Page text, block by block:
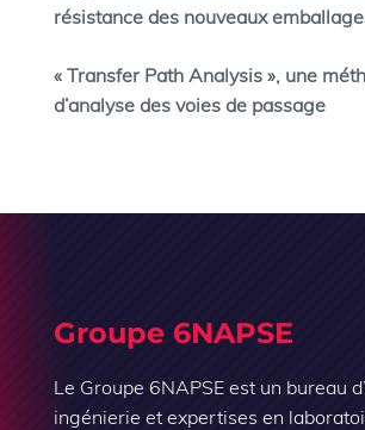
résistance des nouveaux
« Transfer Path Analysis », une
d’analyse des voies de passage
Groupe 6NAPSE
Le Groupe 6NAPSE est un bureau
ingénierie et expertises en